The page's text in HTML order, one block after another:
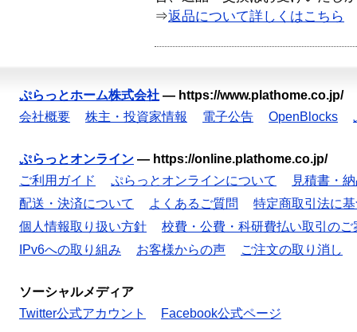
⇒返品について詳しくはこちら
ぷらっとホーム株式会社 — https://www.plathome.co.jp/
会社概要
株主・投資家情報 電子公告 OpenBlocks
ぷらっとオンライン — https://online.plathome.co.jp/
ご利用ガイド
ぷらっとオンラインについて
見積書・
配送・決済について
よくあるご質問
特定商取引法に
個人情報取り扱い方針
校費・公費・科研費払い取引のご
IPv6への取り組み
お客様からの声 ご注文の取り消し
ソーシャルメディア
Twitter公式アカウント
Facebook公式ページ